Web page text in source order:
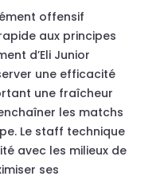
offensif
aux principes
d’Eli Junior
une efficacité
une fraîcheur
les matchs
Le staff technique
avec les milieux de
ses